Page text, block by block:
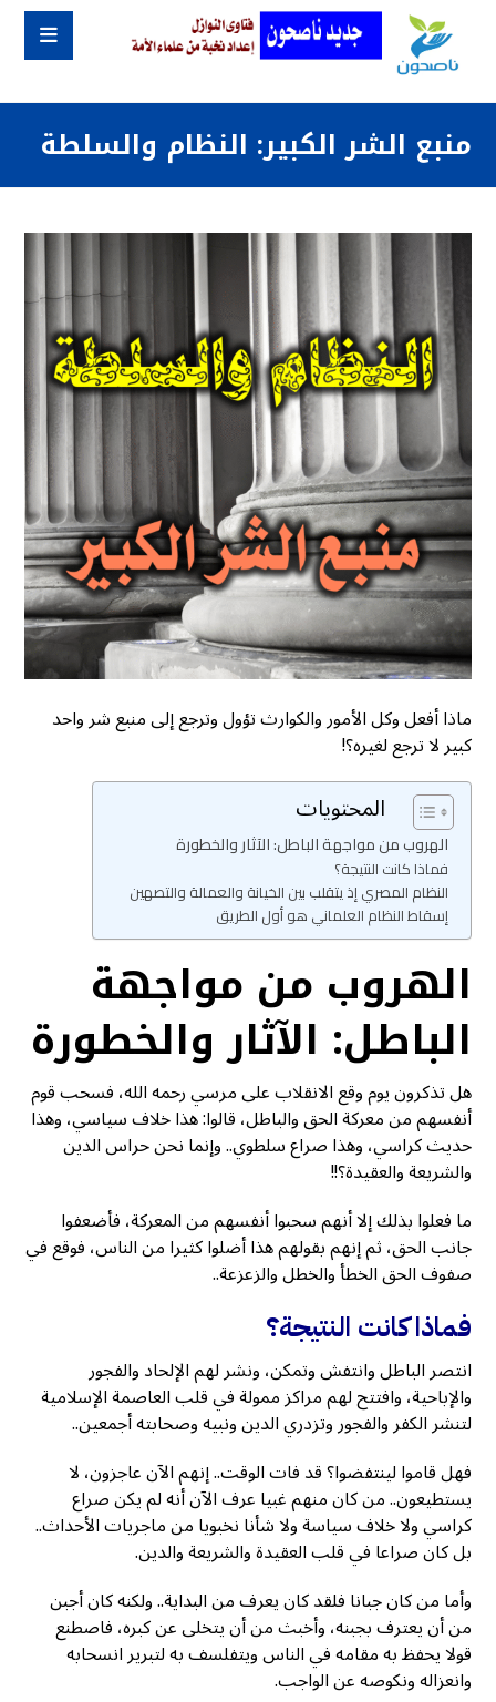
منبع الشر الكبير: النظام والسلطة
ماذا أفعل وكل الأمور والكوارث تؤول وترجع إلى منبع شر واحد
كبير لا ترجع لغيره؟!
المحتويات
الهروب من مواجهة الباطل: الآثار والخطورة
فماذا كانت النتيجة؟
النظام المصري إذ يتقلب بين الخيانة والعمالة والتصهين
إسقاط النظام العلماني هو أول الطريق
الهروب من مواجهة
الباطل: الآثار والخطورة
هل تذكرون يوم وقع الانقلاب على مرسي رحمه الله، فسحب قوم
أنفسهم من معركة الحق والباطل، قالوا: هذا خلاف سياسي، وهذا
حديث كراسي، وهذا صراع سلطوي.. وإنما نحن حراس الدين
والشريعة والعقيدة؟!!
ما فعلوا بذلك إلا أنهم سحبوا أنفسهم من المعركة، فأضعفوا
جانب الحق، ثم إنهم بقولهم هذا أضلوا كثيرا من الناس، فوقع في
صفوف الحق الخطأ والخطل والزعزعة..
فماذا كانت النتيجة؟
انتصر الباطل وانتفش وتمكن، ونشر لهم الإلحاد والفجور
والإباحية، وافتتح لهم مراكز ممولة في قلب العاصمة الإسلامية
لتنشر الكفر والفجور وتزدري الدين ونبيه وصحابته أجمعين..
فهل قاموا لينتفضوا؟ قد فات الوقت.. إنهم الآن عاجزون، لا
يستطيعون.. من كان منهم غبيا عرف الآن أنه لم يكن صراع
كراسي ولا خلاف سياسة ولا شأنا نخبويا من ماجريات الأحداث..
بل كان صراعا في قلب العقيدة والشريعة والدين.
وأما من كان جبانا فلقد كان يعرف من البداية.. ولكنه كان أجبن
من أن يعترف بجبنه، وأخبث من أن يتخلى عن كبره، فاصطنع
قولا يحفظ به مقامه في الناس ويتفلسف به لتبرير انسحابه
وانعزاله ونكوصه عن الواجب.